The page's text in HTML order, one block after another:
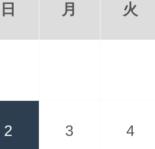
日 月 火
2 3 4